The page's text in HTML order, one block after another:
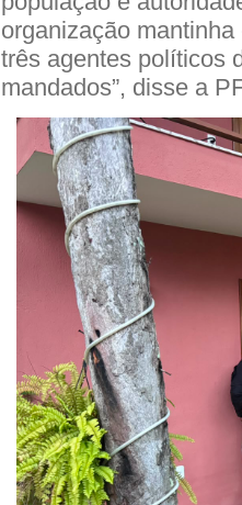
organização
três agentes políticos
mandados”, disse a